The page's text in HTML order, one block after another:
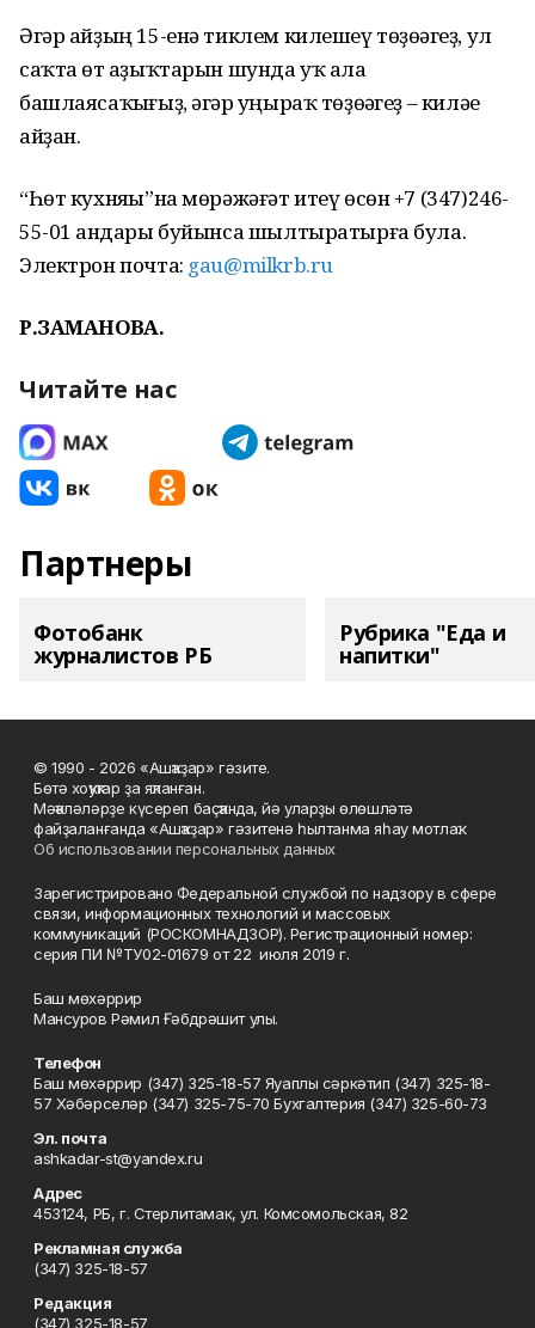
Әгәр айҙың 15-енә тиклем килешеү төҙөһәгеҙ, ул
саҡта һөт аҙыҡтарын шунда уҡ ала
башлаясаҡһығыҙ, әгәр һуңыраҡ төҙөһәгеҙ – киләһе
айҙан.
“Һөт кухняһы”на мөрәжәғәт итеү өсөн +7 (347)246-
55-01 һандары буйынса шылтыратырға була.
Электрон почта: gau@milkrb.ru
Р.ЗАМАНОВА.
Читайте нас
Партнеры
Фотобанк
журналистов РБ
Рубрика "Еда и
напитки"
© 1990 - 2026 «Ашҡаҙар» гәзите.
Бөтә хоҡуҡтар ҙа яҡланған.
Мәҡәләләрҙе күсереп баҫҡанда, йә уларҙы өлөшләтә
файҙаланғанда «Ашҡаҙар» гәзитенә һылтанма яһау мотлаҡ.
Об использовании персональных данных
Зарегистрировано Федеральной службой по надзору в сфере
связи, информационных технологий и массовых
коммуникаций (РОСКОМНАДЗОР). Регистрационный номер:
серия ПИ №ТУ02-01679 от 22 июля 2019 г.
Баш мөхәррир
Мансуров Рәмил Ғәбдрәшит улы.
Телефон
Баш мөхәррир (347) 325-18-57 Яуаплы сәркәтип (347) 325-18-
57 Хәбәрселәр (347) 325-75-70 Бухгалтерия (347) 325-60-73
Эл. почта
ashkadar-st@yandex.ru
Адрес
453124, РБ, г. Стерлитамак, ул. Комсомольская, 82
Рекламная служба
(347) 325-18-57
Редакция
(347) 325-18-57